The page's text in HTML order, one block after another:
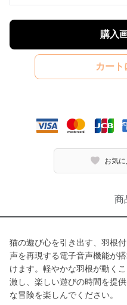
購入
カート
お気
商
猫の遊び心を引き出す、羽根
声を再現する電子音声機能が
けます。軽やかな羽根が動く
激し、楽しい遊びの時間を提
な冒険を楽しんでください。